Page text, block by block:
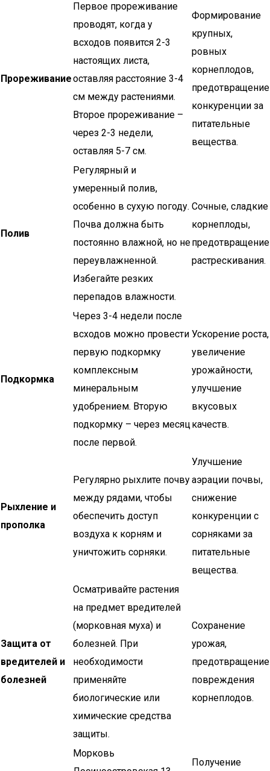
Прореживание
Первое прореживание
проводят, когда у
всходов появится 2-3
настоящих листа,
оставляя расстояние 3-4
см между растениями.
Второе прореживание –
через 2-3 недели,
оставляя 5-7 см.
Формирование
крупных,
ровных
корнеплодов,
предотвращение
конкуренции за
питательные
вещества.
Полив
Регулярный и
умеренный полив,
особенно в сухую погоду.
Почва должна быть
постоянно влажной, но не
переувлажненной.
Избегайте резких
перепадов влажности.
Сочные, сладкие
корнеплоды,
предотвращение
растрескивания.
Подкормка
Через 3-4 недели после
всходов можно провести
первую подкормку
комплексным
минеральным
удобрением. Вторую
подкормку – через месяц
после первой.
Ускорение роста,
увеличение
урожайности,
улучшение
вкусовых
качеств.
Рыхление и
прополка
Регулярно рыхлите почву
между рядами, чтобы
обеспечить доступ
воздуха к корням и
уничтожить сорняки.
Улучшение
аэрации почвы,
снижение
конкуренции с
сорняками за
питательные
вещества.
Защита от
вредителей и
болезней
Осматривайте растения
на предмет вредителей
(морковная муха) и
болезней. При
необходимости
применяйте
биологические или
химические средства
защиты.
Сохранение
урожая,
предотвращение
повреждения
корнеплодов.
Морковь
Получение